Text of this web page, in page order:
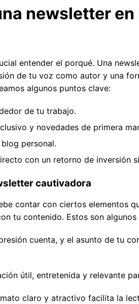
newsletter
entender el porqué. Una
de tu voz como autor y una
algunos puntos clave:
de tu trabajo.
y novedades de primera
personal.
con un retorno de inversión
cautivadora
contar con ciertos elementos
tu contenido. Estos son
cuenta, y el asunto de tu
útil, entretenida y relevante
claro y atractivo facilita la